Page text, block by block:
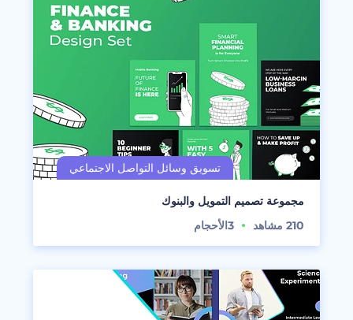
مجموعة تصميم التمويل والبنوك
210 مشاهد 3الأحجام